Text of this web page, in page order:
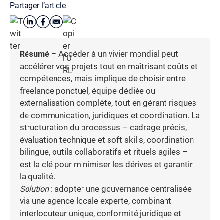
Partager l’article
Résumé – Accéder à un vivier mondial peut
accélérer vos projets tout en maîtrisant coûts et
compétences, mais implique de choisir entre
freelance ponctuel, équipe dédiée ou
externalisation complète, tout en gérant risques
de communication, juridiques et coordination. La
structuration du processus – cadrage précis,
évaluation technique et soft skills, coordination
bilingue, outils collaboratifs et rituels agiles –
est la clé pour minimiser les dérives et garantir
la qualité.
Solution: adopter une gouvernance centralisée
via une agence locale experte, combinant
interlocuteur unique, conformité juridique et